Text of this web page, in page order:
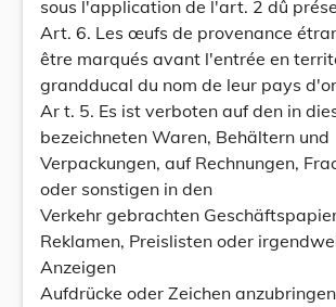
sous l'application de l'art. 2 dû
Art. 6. Les œufs de provenance
être marqués avant l'entrée en
grandducal du nom de leur pays
Ar t. 5. Es ist verboten auf den in
bezeichneten Waren, Behältern und
Verpackungen, auf Rechnungen,
oder sonstigen in den
Verkehr gebrachten
Reklamen, Preislisten oder
Anzeigen
Aufdrücke oder Zeichen